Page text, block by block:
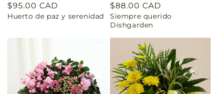
Precio
habitual
$95.00 CAD
Huerto de paz y serenidad
Precio
habitual
$88.00 CAD
Siempre querido
Dishgarden